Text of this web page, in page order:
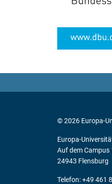
© 2026 Europa-
Europa-
Auf dem Campus
24943 Flensburg
Telefon: +49 461